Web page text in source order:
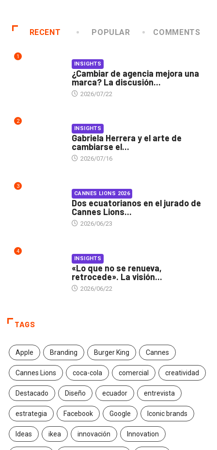
RECENT POPULAR COMMENTS
1
INSIGHTS
¿Cambiar de agencia mejora una
marca? La discusión...
2026/07/22
2
INSIGHTS
Gabriela Herrera y el arte de
cambiarse el...
2026/07/16
3
CANNES LIONS 2026
Dos ecuatorianos en el jurado de
Cannes Lions...
2026/06/23
4
INSIGHTS
«Lo que no se renueva,
retrocede». La visión...
2026/06/22
TAGS
Apple Branding Burger King Cannes
Cannes Lions coca-cola comercial creatividad
Destacado Diseño ecuador entrevista
estrategia Facebook Google Iconic brands
Ideas ikea innovación Innovation